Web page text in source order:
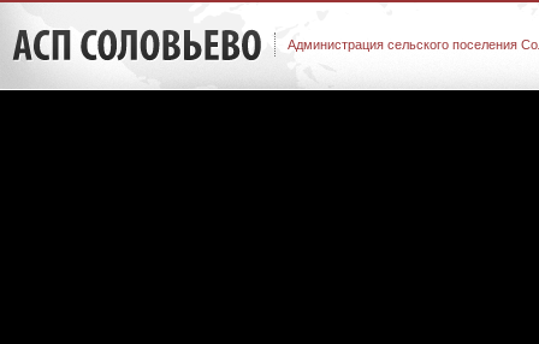
Администрация сельского поселения